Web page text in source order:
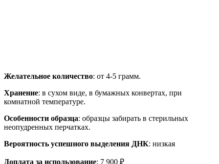
Желательное количество: от 4-5 грамм.
Хранение: в сухом виде, в бумажных конвертах, при
комнатной температуре.
Особенности образца: образцы забирать в стерильных
неопудренных перчатках.
Вероятность успешного выделения ДНК: низкая
Доплата за использование: 7 900 ₽